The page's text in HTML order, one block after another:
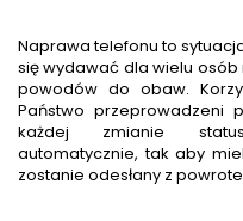
Naprawa telefonu to
się wydawać dla wielu
powodów do obaw.
Państwo przeprowadzeni
każdej zmianie
automatycznie, tak aby
zostanie odesłany z